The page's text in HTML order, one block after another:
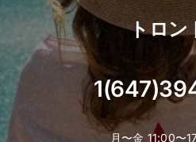
トロン
月〜金 11:00〜